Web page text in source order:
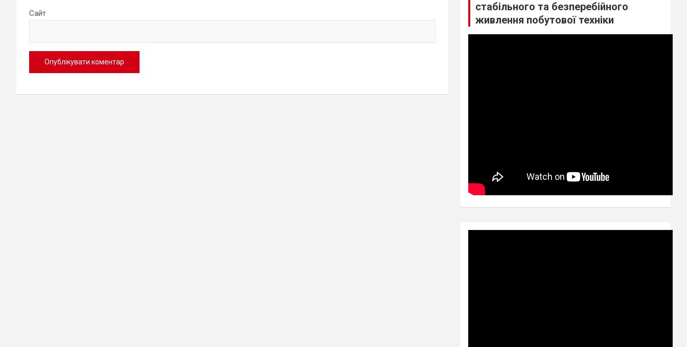
Сайт
стабільного та безперебійного
живлення побутової техніки